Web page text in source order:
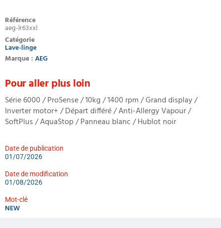
Référence
aeg-lr63xxl
Catégorie
Lave-linge
Marque : AEG
Pour aller plus loin
Série 6000 / ProSense / 10kg / 1400 rpm / Grand display /
Inverter motor+ / Départ différé / Anti-Allergy Vapour /
SoftPlus / AquaStop / Panneau blanc / Hublot noir
Date de publication
01/07/2026
Date de modification
01/08/2026
Mot-clé
NEW